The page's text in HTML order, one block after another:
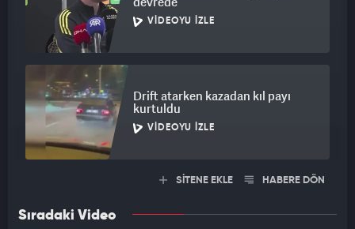
VIDEOYU İZLE
Drift atarken kazadan kıl payı
kurtuldu
VIDEOYU İZLE
SİTENE EKLE HABERE DÖN
Sıradaki Video